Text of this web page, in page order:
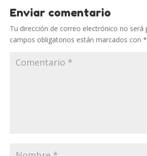
Enviar comentario
Tu dirección de correo electrónico no será
campos obligatorios están marcados con *